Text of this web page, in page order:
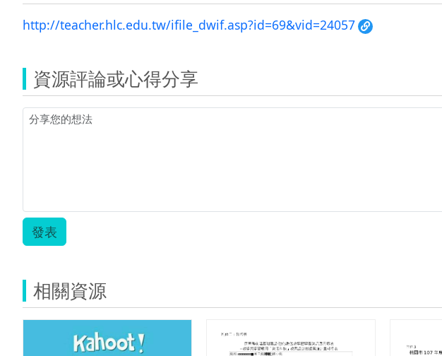
http://teacher.hlc.edu.tw/ifile_dwif.asp?id=69&vid=24057
資源評論或心得分享
發表
相關資源